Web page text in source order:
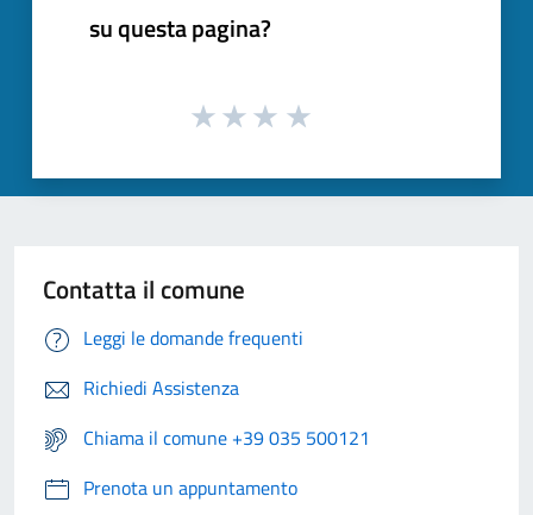
su questa pagina?
Contatta il comune
Leggi le domande frequenti
Richiedi Assistenza
Chiama il comune +39 035 500121
Prenota un appuntamento